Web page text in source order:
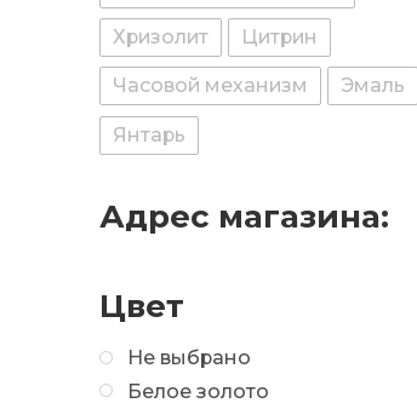
Хризолит Цитрин
Часовой механизм Эмаль
Янтарь
Адрес магазина:
Цвет
Не выбрано
Белое золото